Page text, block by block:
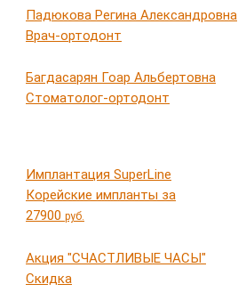
Падюкова Регина Александровна
Врач-ортодонт
Багдасарян Гоар Альбертовна
Стоматолог-ортодонт
Имплантация SuperLine
Корейские импланты за
27900 руб.
Акция "СЧАСТЛИВЫЕ ЧАСЫ"
Скидка